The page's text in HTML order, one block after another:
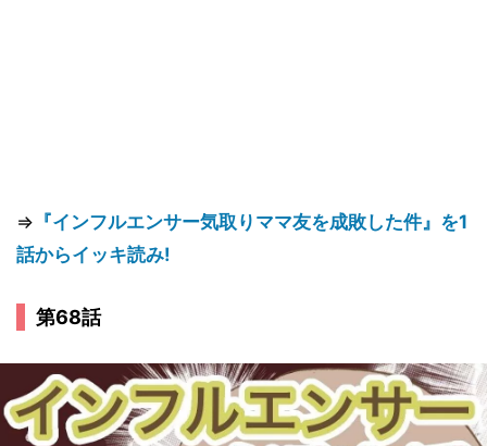
⇒ 『インフルエンサー気取りママ友を成敗した件』を1
話からイッキ読み!
第68話